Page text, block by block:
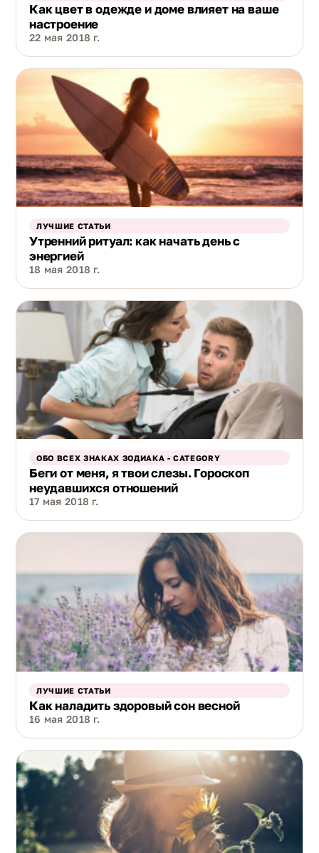
Как цвет в одежде и доме влияет на ваше
настроение
22 мая 2018 г.
ЛУЧШИЕ СТАТЬИ
Утренний ритуал: как начать день с
энергией
18 мая 2018 г.
ОБО ВСЕХ ЗНАКАХ ЗОДИАКА - CATEGORY
Беги от меня, я твои слезы. Гороскоп
неудавшихся отношений
17 мая 2018 г.
ЛУЧШИЕ СТАТЬИ
Как наладить здоровый сон весной
16 мая 2018 г.